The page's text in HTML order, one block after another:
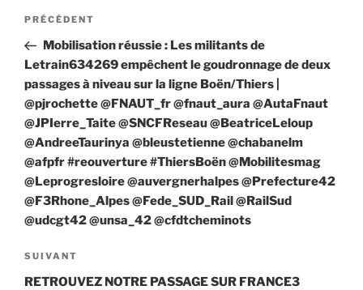
Navigation
l’article
Article
précédent
PRÉCÉDENT
Mobilisation réussie : Les militants de
Letrain634269 empêchent le goudronnage de deux
passages à niveau sur la ligne Boën/Thiers |
@pjrochette @FNAUT_fr @fnaut_aura @AutaFnaut
@JPIerre_Taite @SNCFReseau @BeatriceLeloup
@AndreeTaurinya @bleustetienne @chabanelm
@afpfr #reouverture #ThiersBoën @Mobilitesmag
@Leprogresloire @auvergnerhalpes @Prefecture42
@F3Rhone_Alpes @Fede_SUD_Rail @RailSud
@udcgt42 @unsa_42 @cfdtcheminots
Article
suivant
SUIVANT
RETROUVEZ NOTRE PASSAGE SUR FRANCE3